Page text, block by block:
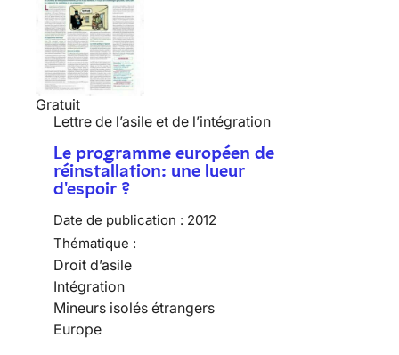
Gratuit
Lettre de l’asile et de l’intégration
Le programme européen de
réinstallation: une lueur
d'espoir ?
Date de publication : 2012
Thématique :
Droit d’asile
Intégration
Mineurs isolés étrangers
Europe